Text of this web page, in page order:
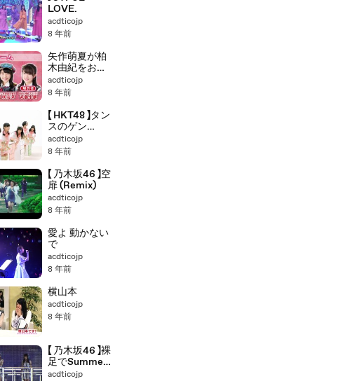
LOVE.
acdticojp
8 年前
矢作萌夏が柏
木由紀をおば
さん
acdticojp
8 年前
【 HKT48 】タン
スのゲン
(Remix)
acdticojp
8 年前
【 乃木坂46 】空
扉 (Remix)
acdticojp
8 年前
愛よ 動かない
で
acdticojp
8 年前
横山本
acdticojp
8 年前
【 乃木坂46 】裸
足でSummer
(Remix)
acdticojp